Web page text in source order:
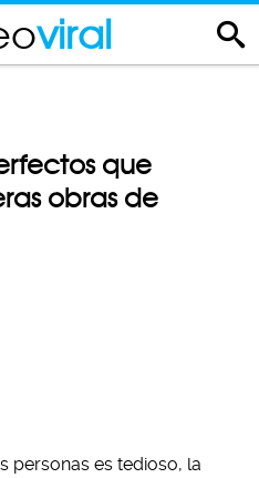
viral
que
obras de
personas es tedioso, la